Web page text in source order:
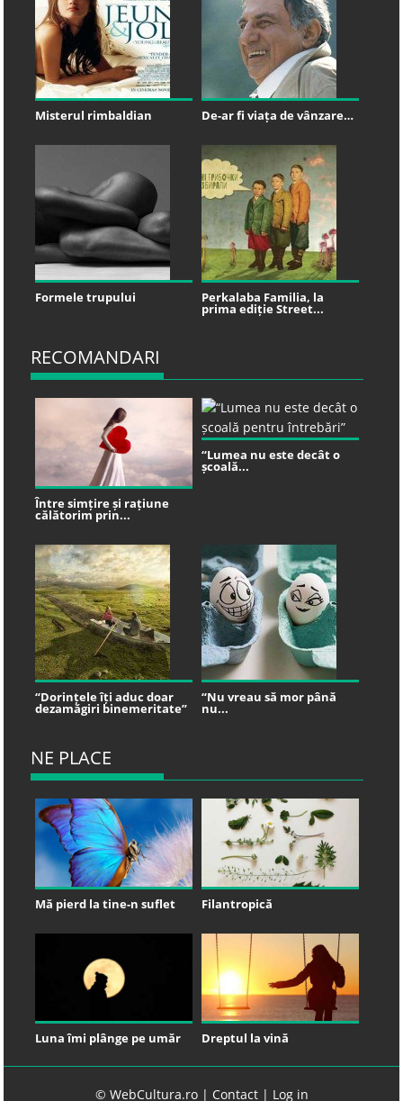
Misterul rimbaldian De-ar fi viața de vânzare…
Formele trupului Perkalaba Familia, la
prima ediție Street...
RECOMANDARI
Între simțire și rațiune
călătorim prin...
“Lumea nu este decât o
școală...
“Dorințele îți aduc doar
dezamăgiri binemeritate”
“Nu vreau să mor până
nu...
NE PLACE
Mă pierd la tine-n suflet Filantropică
Luna îmi plânge pe umăr Dreptul la vină
© WebCultura.ro | Contact| Log in